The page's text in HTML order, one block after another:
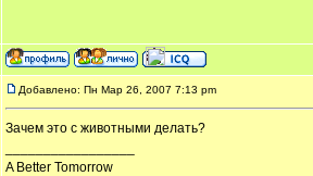
Добавлено: Пн Мар 26, 2007 7:13 pm
Зачем это с животными делать?
A Better Tomorrow